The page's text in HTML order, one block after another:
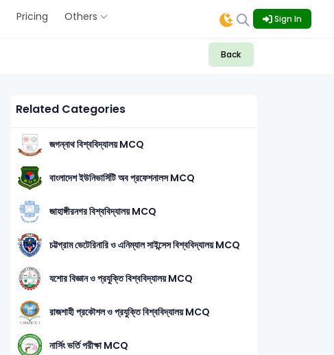
Pricing Others Sign In
Back
2013 2012 2011 2010 2008
Related Categories
জগন্নাথ বিশ্ববিদ্যালয় MCQ
বাংলাদেশ ইউনিভার্সিটি অব প্রফেশনালস MCQ
জাহাঙ্গীরনগর বিশ্ববিদ্যালয় MCQ
চট্টগ্রাম ভেটেরিনারি ও এনিম্যাল সাইন্সেস বিশ্ববিদ্যালয় MCQ
যশোর বিজ্ঞান ও প্রযুক্তি বিশ্ববিদ্যালয় MCQ
রাজশাহী প্রকৌশল ও প্রযুক্তি বিশ্ববিদ্যালয় MCQ
নার্সিং ভর্তি পরীক্ষা MCQ